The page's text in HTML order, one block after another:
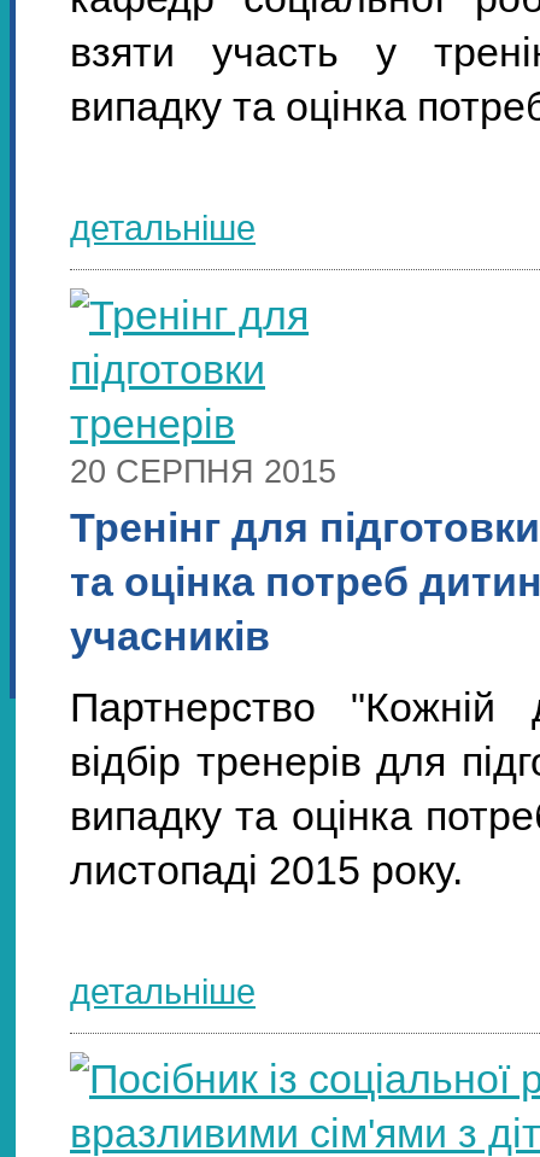
взяти участь у
випадку та оцінка
детальніше
20 СЕРПНЯ 2015
Тренінг для
та оцінка потреб
учасників
Партнерство "Кожній
відбір тренерів для
випадку та оцінка
листопаді 2015 року.
детальніше